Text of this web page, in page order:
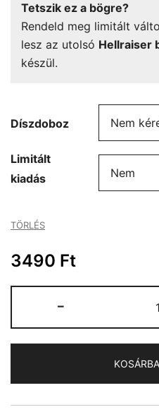
Tetszik ez a bögre?
Rendeld meg limitált
lesz az utolsó Hellraiser
készül.
Díszdoboz
Limitált
kiadás
TÖRLÉS
3490 Ft
-